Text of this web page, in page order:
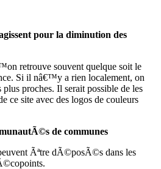
pour la diminution des
retrouve souvent quelque soit le
Si il nâ€™y a rien localement, on
plus proches. Il serait possible de les
ce site avec des logos de couleurs
de communes
Ãªtre dÃ©posÃ©s dans les